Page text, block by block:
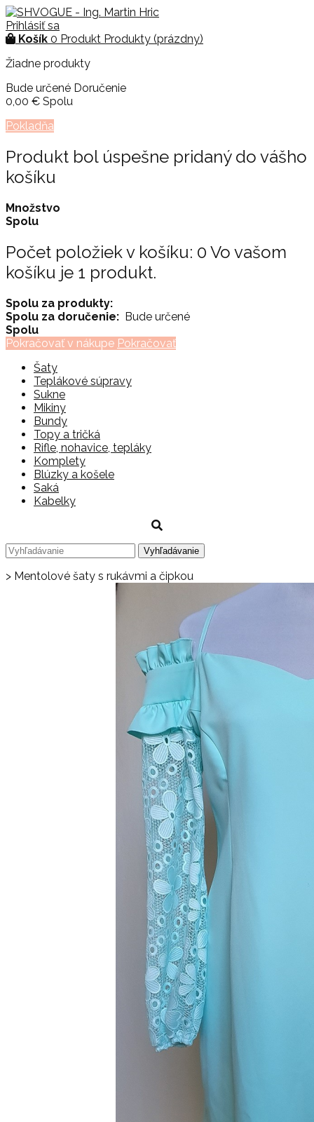
Prihlásiť sa
Košík 0 Produkt Produkty (prázdny)
Žiadne produkty
Bude určené Doručenie
0,00 € Spolu
Pokladňa
Produkt bol úspešne pridaný do vášho
košíku
Množstvo
Spolu
Počet položiek v košíku: 0 Vo vašom
košíku je 1 produkt.
Spolu za produkty:
Spolu za doručenie: Bude určené
Spolu
Pokračovať v nákupe Pokračovať
Šaty
Teplákové súpravy
Sukne
Mikiny
Bundy
Topy a tričká
Rifle, nohavice, tepláky
Komplety
Blúzky a košele
Saká
Kabelky
> Mentolové šaty s rukávmi a čipkou